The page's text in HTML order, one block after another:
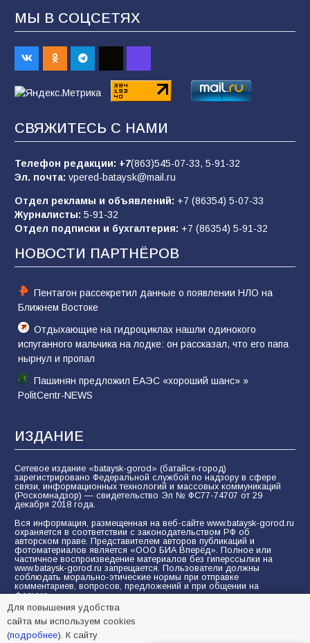
«Слухами Москву не возьмёшь»: почему
заявления Киева о мобилизации — это
отчаяние, а не разведка
02.08.2026
В детском саду № 35 дети освоили
спортивного праздника
78 07.08.2026
Морской квест в детском саду: как
воспитанники спасали Нептуна
74 01.08.2026
МЫ В СОЦСЕТЯХ
СВЯЖИТЕСЬ С НАМИ
Телефон редакции: +7(863)545-07-33, 5-91-32
Эл. почта: vpered-bataysk@mail.ru
Отдел рекламы и объявлений: +7 (86354) 5-07-33
Журналисты: 5-91-32
Отдел подписки и бухгалтерия: +7 (86354) 5-91-32
НОВОСТИ ПАРТНЁРОВ
Пентагон рассекретил данные о появлении НЛО на
Ближнем Востоке
Отдыхающие на гидроциклах нашли одинокого
испуганного мальчика на лодке: он рассказал, что его папа
нырнул и пропал
Пашинян предложил ЕАЭС «хороший шанс» »
PolitCentr-NEWS
ИЗДАНИЕ
Сетевое издание «bataysk-gorod» (батайск-город)
зарегистрировано Федеральной службой по надзору в сфере
связи, информационных технологий и массовых коммуникаций
(Роскомнадзор) — свидетельство Эл № ФС77-74707 от 29
декабря 2018 года.
Вся информация, размещенная на веб-сайте www.bataysk-gorod.ru
охраняется в соответствии с законодательством РФ об
авторском праве. Представителем авторов публикаций и
фотоматериалов является «ООО БИА Вперёд». Полное или
частичное воспроизведение материалов без гиперссылки на
www.bataysk-gorod.ru запрещается. Пользователи должны
соблюдать морально-этические нормы при отправке
комментариев, вопросов, предложений и при общении на
форуме.
Политика конфиденциальности и защиты информации
Согласие на обработку персональных данных с помощью
Для повышения удобства
сайта мы используем cookies
(подробнее). К сайту